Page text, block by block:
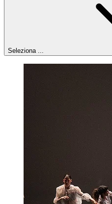
Seleziona ...